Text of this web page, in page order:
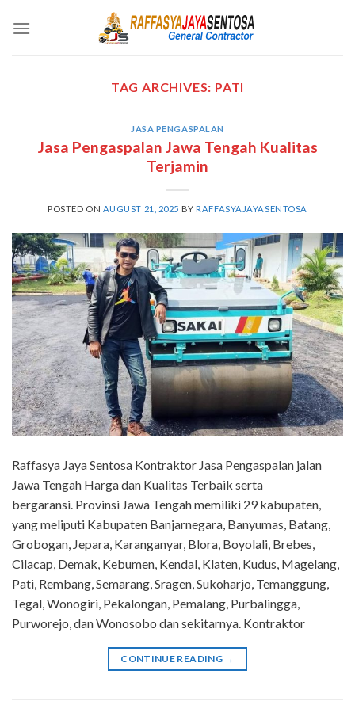
TAG ARCHIVES: PATI
JASA PENGASPALAN
Jasa Pengaspalan Jawa Tengah Kualitas
Terjamin
POSTED ON AUGUST 21, 2025 BYRAFFASYAJAYASENTOSA
Raffasya Jaya Sentosa Kontraktor Jasa Pengaspalan jalan
Jawa Tengah Harga dan Kualitas Terbaik serta
bergaransi. Provinsi Jawa Tengah memiliki 29 kabupaten,
yang meliputi Kabupaten Banjarnegara, Banyumas, Batang,
Grobogan, Jepara, Karanganyar, Blora, Boyolali, Brebes,
Cilacap, Demak, Kebumen, Kendal, Klaten, Kudus, Magelang,
Pati, Rembang, Semarang, Sragen, Sukoharjo, Temanggung,
Tegal, Wonogiri, Pekalongan, Pemalang, Purbalingga,
Purworejo, dan Wonosobo dan sekitarnya. Kontraktor
CONTINUE READING →